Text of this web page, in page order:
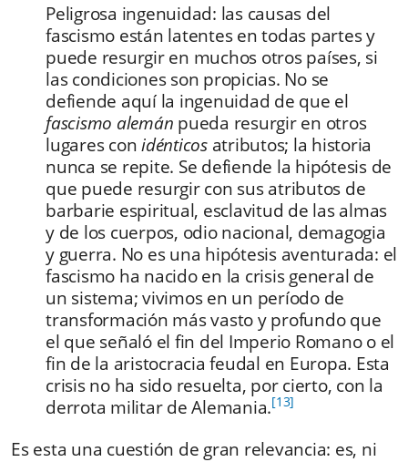
Peligrosa ingenuidad: las causas del
fascismo están latentes en todas partes y
puede resurgir en muchos otros países, si
las condiciones son propicias. No se
defiende aquí la ingenuidad de que el
fascismo alemán pueda resurgir en otros
lugares conidénticosatributos; la historia
nunca se repite. Se defiende la hipótesis de
que puede resurgir con sus atributos de
barbarie espiritual, esclavitud de las almas
y de los cuerpos, odio nacional, demagogia
y guerra. No es una hipótesis aventurada: el
fascismo ha nacido en la crisis general de
un sistema; vivimos en un período de
transformación más vasto y profundo que
el que señaló el fin del Imperio Romano o el
fin de la aristocracia feudal en Europa. Esta
crisis no ha sido resuelta, por cierto, con la
derrota militar de Alemania.[13]
Es esta una cuestión de gran relevancia: es, ni